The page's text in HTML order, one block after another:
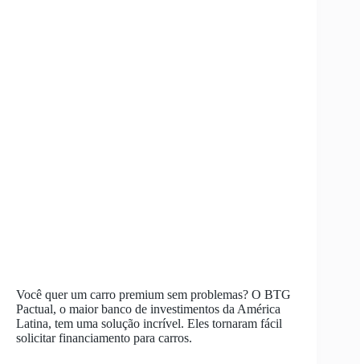
Você quer um carro premium sem problemas? O BTG
Pactual, o maior banco de investimentos da América
Latina, tem uma solução incrível. Eles tornaram fácil
solicitar financiamento para carros.